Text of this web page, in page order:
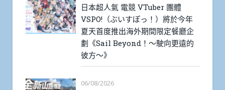
日本超人氣 電競 VTuber 團體
VSPO!（ぶいすぽっ！）將於今年
夏天首度推出海外期間限定餐廳企
劃《Sail Beyond！～駛向更遠的
彼方～》
06/08/2026